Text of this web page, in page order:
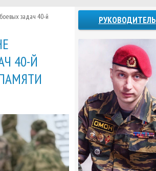
задач 40-й
40-Й
РУКОВОДИТЕЛЬ